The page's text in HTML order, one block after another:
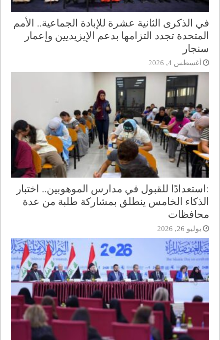
في الذكرى الثانية عشرة للإبادة الجماعية.. الأمم
المتحدة تجدد التزامها بدعم الإيزيديين وإعمار
سنجار
أغسطس 4, 2026
:استعدادًا للقبول في مدارس الموهوبين.. اختبار
الذكاء الخامس ينطلق بمشاركة طلبة من عدة
محافظات
يوليو 26, 2026